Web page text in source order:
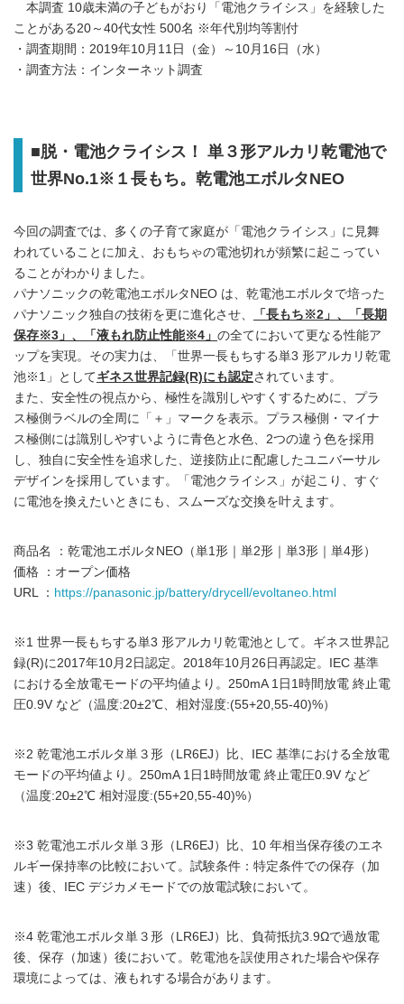
本調査 10歳未満の子どもがおり「電池クライシス」を経験した
ことがある20～40代女性 500名 ※年代別均等割付
・調査期間：2019年10月11日（金）～10月16日（水）
・調査方法：インターネット調査
■脱・電池クライシス！ 単３形アルカリ乾電池で
世界No.1※１長もち。乾電池エボルタNEO
今回の調査では、多くの子育て家庭が「電池クライシス」に見舞
われていることに加え、おもちゃの電池切れが頻繁に起こってい
ることがわかりました。
パナソニックの乾電池エボルタNEO は、乾電池エボルタで培った
パナソニック独自の技術を更に進化させ、
「長もち※2」、「長期
保存※3」、「液もれ防止性能※4」 の全てにおいて更なる性能ア
ップを実現。その実力は、「世界一長もちする単3 形アルカリ乾電
池※1」としてギネス世界記録(R)にも認定されています。
また、安全性の視点から、極性を識別しやすくするために、プラ
ス極側ラベルの全周に「＋」マークを表示。プラス極側・マイナ
ス極側には識別しやすいように青色と水色、2つの違う色を採用
し、独自に安全性を追求した、逆接防止に配慮したユニバーサル
デザインを採用しています。「電池クライシス」が起こり、すぐ
に電池を換えたいときにも、スムーズな交換を叶えます。
商品名 ：乾電池エボルタNEO（単1形｜単2形｜単3形｜単4形）
価格 ：オープン価格
URL ： https://panasonic.jp/battery/drycell/evoltaneo.html
※1 世界一長もちする単3 形アルカリ乾電池として。ギネス世界記
録(R)に2017年10月2日認定。2018年10月26日再認定。IEC 基準
における全放電モードの平均値より。250mA 1日1時間放電 終止電
圧0.9V など（温度:20±2℃、相対湿度:(55+20,55-40)%）
※2 乾電池エボルタ単３形（LR6EJ）比、IEC 基準における全放電
モードの平均値より。250mA 1日1時間放電 終止電圧0.9V など
（温度:20±2℃ 相対湿度:(55+20,55-40)%）
※3 乾電池エボルタ単３形（LR6EJ）比、10 年相当保存後のエネ
ルギー保持率の比較において。試験条件：特定条件での保存（加
速）後、IEC デジカメモードでの放電試験において。
※4 乾電池エボルタ単３形（LR6EJ）比、負荷抵抗3.9Ωで過放電
後、保存（加速）後において。乾電池を誤使用された場合や保存
環境によっては、液もれする場合があります。